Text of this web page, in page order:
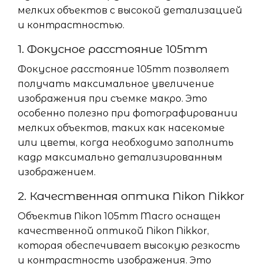
мелких объектов с высокой детализацией
и контрастностью.
1. Фокусное расстояние 105mm
Фокусное расстояние 105mm позволяет
получать максимальное увеличение
изображения при съемке макро. Это
особенно полезно при фотографировании
мелких объектов, таких как насекомые
или цветы, когда необходимо заполнить
кадр максимально детализированным
изображением.
2. Качественная оптика Nikon Nikkor
Объектив Nikon 105mm Macro оснащен
качественной оптикой Nikon Nikkor,
которая обеспечивает высокую резкость
и контрастность изображения. Это